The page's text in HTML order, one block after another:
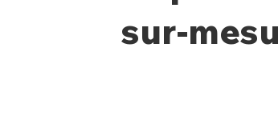
sur-